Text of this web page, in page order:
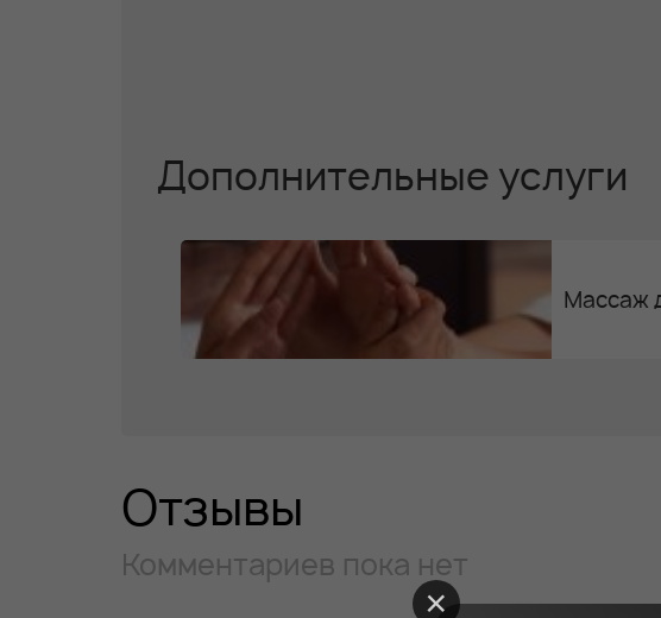
Дополнительные услуги
Массаж
Отзывы
Комментариев пока нет